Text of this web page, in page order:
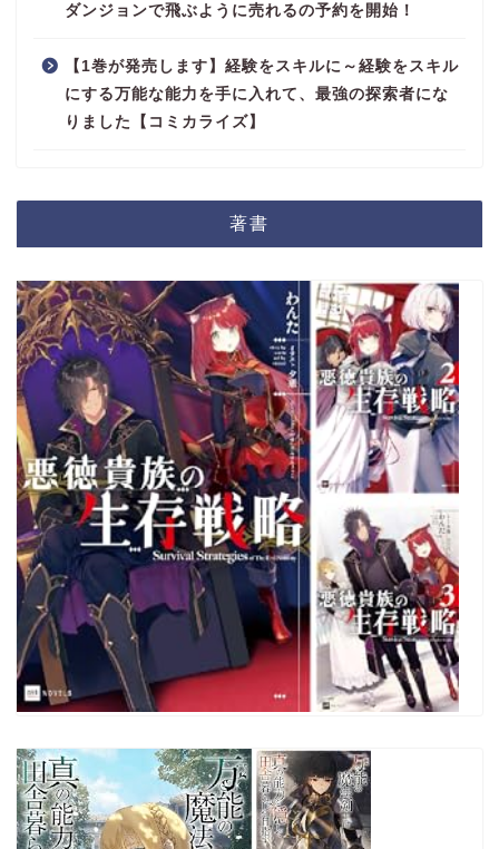
ダンジョンで飛ぶように売れるの予約を開始！
【1巻が発売します】経験をスキルに～経験をスキル
にする万能な能力を手に入れて、最強の探索者にな
りました【コミカライズ】
著書